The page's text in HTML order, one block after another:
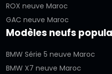
ROX neuve Maroc
GAC neuve Maroc
Modèles neufs
BMW Série 5 neuve Maroc
BMW X7 neuve Maroc